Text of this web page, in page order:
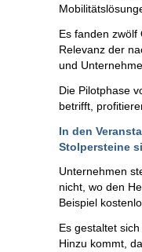
Es fanden zwölf
Relevanz der
und
Die Pilotphase
betrifft,
In den
Stolpersteine
Unternehmen
nicht, wo den
Beispiel
Es gestaltet
Hinzu kommt,